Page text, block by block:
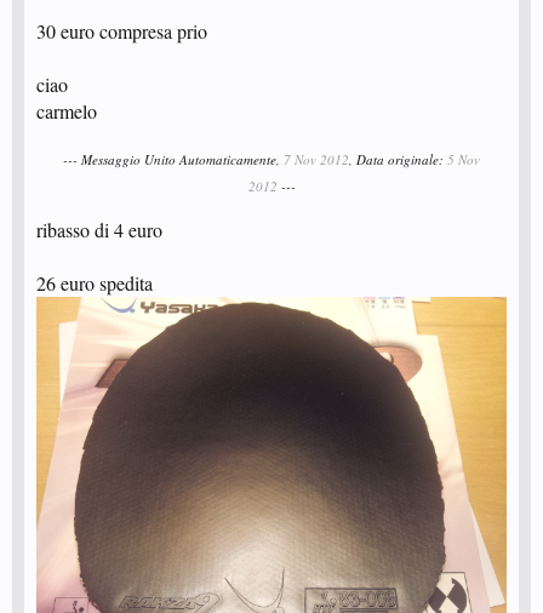
30 euro compresa prio
ciao
carmelo
--- Messaggio Unito Automaticamente, 7 Nov 2012, Data originale: 5 Nov
2012 ---
ribasso di 4 euro
26 euro spedita